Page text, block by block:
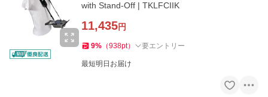
with Stand-Off | TKLFCIIK
11,435円
9% （938pt） 要エントリー
最短明日お届け